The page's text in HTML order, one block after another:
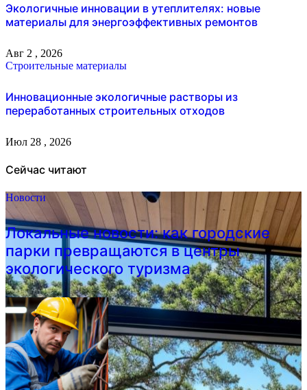
Экологичные инновации в утеплителях: новые
материалы для энергоэффективных ремонтов
Авг 2 , 2026
Строительные материалы
Инновационные экологичные растворы из
переработанных строительных отходов
Июл 28 , 2026
Сейчас читают
Новости
Локальные новости: как городские
парки превращаются в центры
экологического туризма